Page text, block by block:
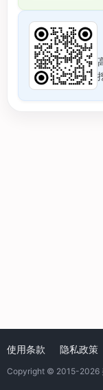
使用条款 隐私政策
Copyright © 2015-2026